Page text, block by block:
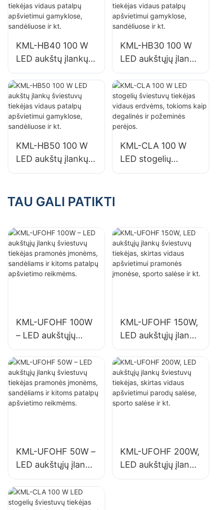
tiekėjas
tiekėjas
KML-HB40 100 W
LED aukštų įlankų
šviestuvų tiekėjas
vidaus patalpų
apšvietimui
gamyklose,
sandėliuose ir kt.
KML-HB30 100 W
LED aukštųjų įlankų
šviestuvų tiekėjas
vidaus patalpų
apšvietimui
gamyklose,
sandėliuose ir kt.
KML-HB50 100 W
LED aukštų įlankų
šviestuvų tiekėjas
apšvietimui
KML-CLA 100 W
LED stogelių
šviestuvų tiekėjas
TAU GALI PATIKTI
KML-UFOHF 100W
– LED aukštųjų
įlankų šviestuvų
tiekėjas pramonės
įmonėms,
sandėliams ir
kitoms patalpų
KML-UFOHF 150W,
LED aukštųjų įlankų
šviestuvų tiekėjas,
skirtas vidaus
apšvietimui
pramonės įmonėse,
sporto salėse ir kt.
KML-UFOHF 50W –
LED aukštųjų įlankų
šviestuvų tiekėjas
pramonės
įmonėms,
KML-UFOHF 200W,
LED aukštųjų įlankų
šviestuvų tiekėjas,